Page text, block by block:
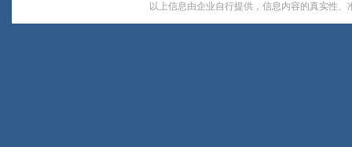
以上信息由企业自行提供，信息内容的真实性